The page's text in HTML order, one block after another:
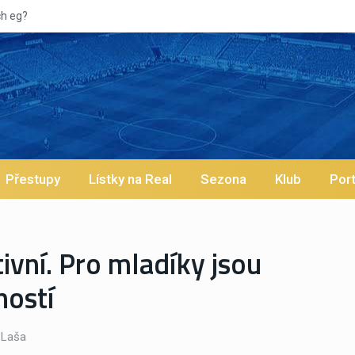
Přestupy Lístky na Real Sezona Klub
Pro mladíky jsou